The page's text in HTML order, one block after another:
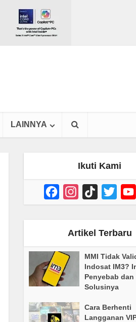
LAINNYA
Ikuti Kami
FacebookInstagram
TikTok Twitter
Artikel Terbaru
MMI Tidak
Indosat IM3?
Penyebab dan
Solusinya
Cara Berhenti
Langganan